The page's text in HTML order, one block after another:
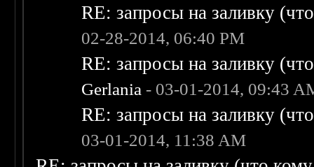
RE: запросы на заливку
02-28-2014, 06:40 PM
RE: запросы на заливку
Gerlania - 03-01-2014, 09:43
RE: запросы на заливку
03-01-2014, 11:38 AM